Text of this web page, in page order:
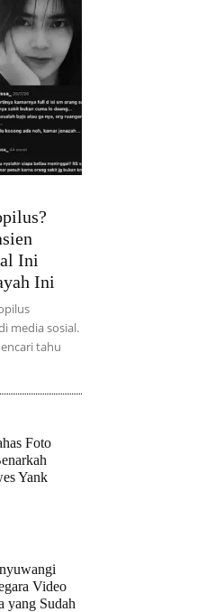
Ini
Ini
media sosial.
tahu
Foto
Yank
Video
yang Sudah